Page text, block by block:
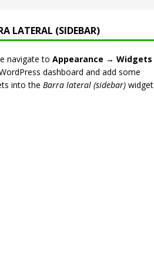
LATERAL (SIDEBAR)
navigate to Appearance → Widgets
dashboard and add some
into the Barra lateral (sidebar)widget